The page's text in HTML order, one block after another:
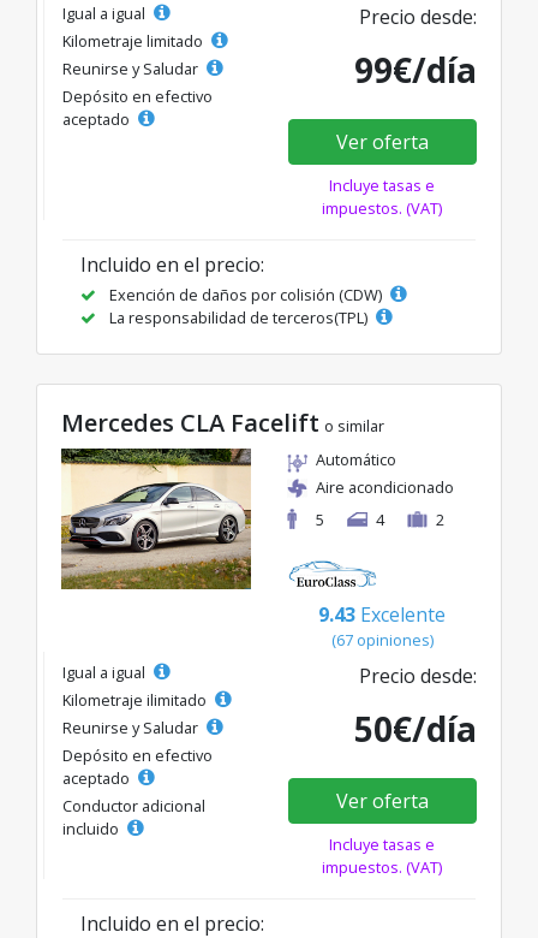
Igual a igual
Kilometraje limitado
Reunirse y Saludar
Depósito en efectivo
aceptado
Precio desde:
99€/día
Ver oferta
Incluye tasas e
impuestos. (VAT)
Incluido en el precio:
Exención de daños por colisión (CDW)
La responsabilidad de terceros(TPL)
Mercedes CLA Facelift o similar
Automático
Aire acondicionado
5
4 2
9.43 Excelente
(67 opiniones)
Igual a igual
Kilometraje ilimitado
Reunirse y Saludar
Depósito en efectivo
aceptado
Conductor adicional
incluido
Precio desde:
50€/día
Ver oferta
Incluye tasas e
impuestos. (VAT)
Incluido en el precio: